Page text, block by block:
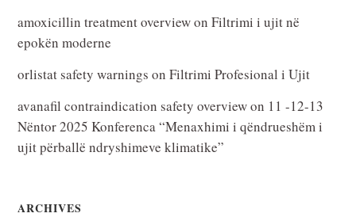
amoxicillin treatment overviewonFiltrimi i ujit në
epokën moderne
orlistat safety warnings onFiltrimi Profesional i Ujit
avanafil contraindication safety overviewon 11 -12-13
Nëntor 2025 Konferenca “Menaxhimi i qëndrueshëm i
ujit përballë ndryshimeve klimatike”
ARCHIVES